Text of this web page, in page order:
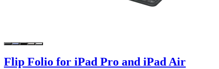
Flip Folio for iPad Pro and iPad Air